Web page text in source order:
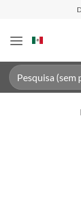
content
Pesquisar
por: